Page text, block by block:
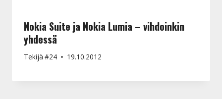
Nokia Suite ja Nokia Lumia – vihdoinkin
yhdessä
Tekijä #24 19.10.2012